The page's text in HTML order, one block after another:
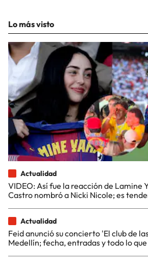
Lo más visto
Actualidad
VIDEO: Así fue la reacción de Lamine
Castro nombró a Nicki Nicole; es
Actualidad
Feid anunció su concierto 'El club de
Medellín; fecha, entradas y todo lo